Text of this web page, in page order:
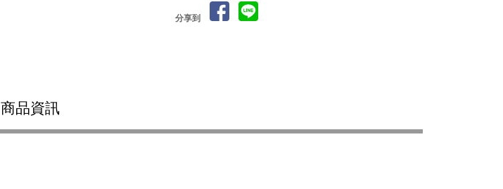
分享到
商品資訊